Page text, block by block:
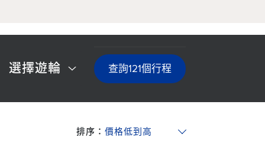
選擇遊輪 查詢121個行程
排序：